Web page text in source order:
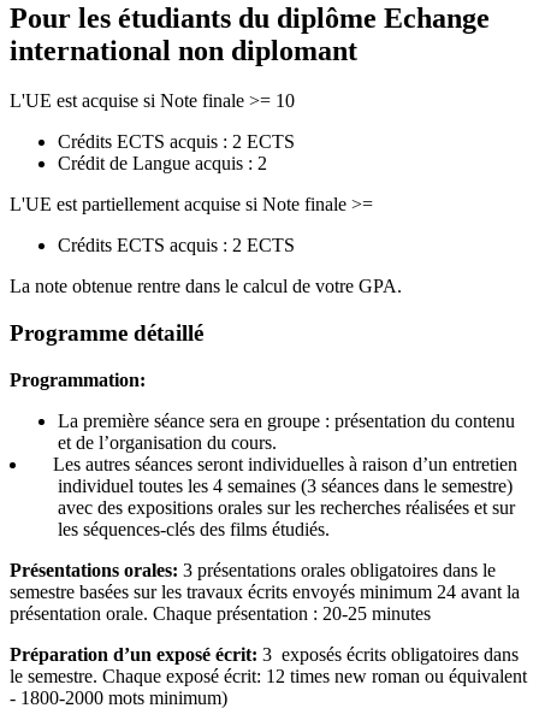
Pour les étudiants du diplôme Echange
international non diplomant
L'UE est acquise si Note finale >= 10
Crédits ECTS acquis : 2 ECTS
Crédit de Langue acquis : 2
L'UE est partiellement acquise si Note finale >=
Crédits ECTS acquis : 2 ECTS
La note obtenue rentre dans le calcul de votre GPA.
Programme détaillé
Programmation:
La première séance sera en groupe : présentation du contenu
et de l’organisation du cours.
Les autres séances seront individuelles à raison d’un entretien
individuel toutes les 4 semaines (3 séances dans le semestre)
avec des expositions orales sur les recherches réalisées et sur
les séquences-clés des films étudiés.
Présentations orales: 3 présentations orales obligatoires dans le
semestre basées sur les travaux écrits envoyés minimum 24 avant la
présentation orale. Chaque présentation : 20-25 minutes
Préparation d’un exposé écrit: 3 exposés écrits obligatoires dans
le semestre. Chaque exposé écrit: 12 times new roman ou équivalent
- 1800-2000 mots minimum)